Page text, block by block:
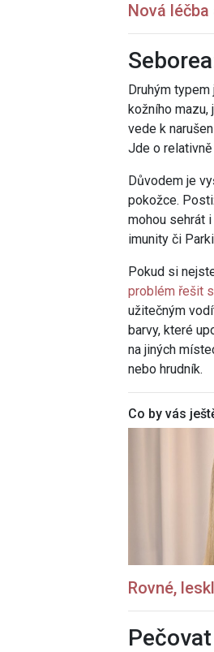
Nová
Druhým
kožního mazu,
vede k
Jde o
Důvodem je
pokožce.
mohou sehrát
imunity či
Pokud si
problém řešit
užitečným
barvy, které
na jiných
nebo hrudník.
Co by vás
Rovné,